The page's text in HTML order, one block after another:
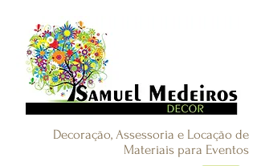
Decoração, Assessoria e Locação de
Materiais para Eventos